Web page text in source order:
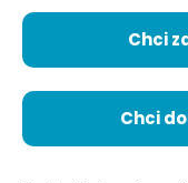
Chci
Chci